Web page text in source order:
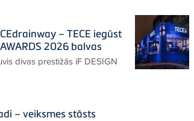
– TECE iegūst
2026 balvas
divas prestižās iF DESIGN
– veiksmes stāsts